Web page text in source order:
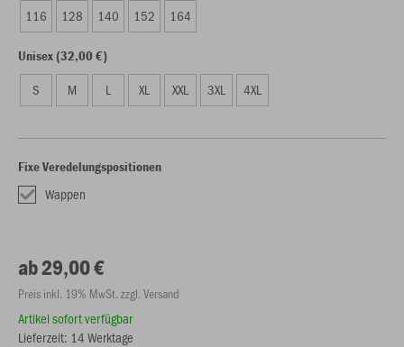
116 128 140 152 164
Unisex (32,00 €)
S M L XL XXL 3XL 4XL
Fixe Veredelungspositionen
Wappen
ab 29,00 €
Preis inkl. 19% MwSt. zzgl. Versand
Artikel sofort verfügbar
Lieferzeit: 14 Werktage